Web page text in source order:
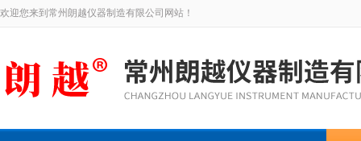
欢迎您来到常州朗越仪器制造有限公司网站！